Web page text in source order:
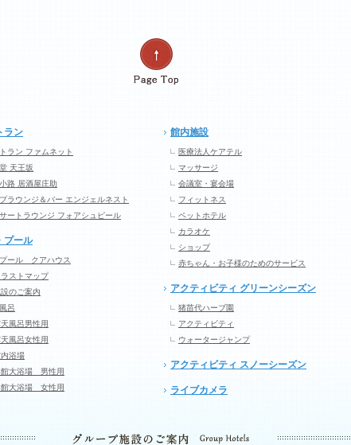
ラン
ラン ファムネット
天王坂
路 居酒屋庄助
ラウンジ＆バー エンジェルネスト
ートラウンジ フォアシュピール
プール
ール クアハウス
ラストマップ
のご案内
呂
天風呂男性用
天風呂女性用
浴場
館大浴場 男性用
館大浴場 女性用
館内施設
医療法人ケアテル
マッサージ
会議室・宴会場
フィットネス
ペットホテル
カラオケ
ショップ
赤ちゃん・お子様のためのサービス
アクティビティ グリーンシーズン
猪苗代ハーブ園
アクティビティ
ウォータージャンプ
アクティビティ スノーシーズン
ライブカメラ